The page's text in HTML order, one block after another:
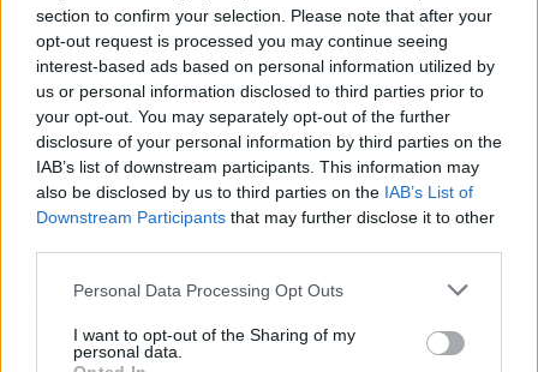
section to confirm your selection. Please note that after your
opt-out request is processed you may continue seeing
interest-based ads based on personal information utilized by
us or personal information disclosed to third parties prior to
your opt-out. You may separately opt-out of the further
disclosure of your personal information by third parties on the
IAB’s list of downstream participants. This information may
also be disclosed by us to third parties on the IAB’s List of
Downstream Participants that may further disclose it to other
Personal Data Processing Opt Outs
I want to opt-out of the Sharing of my
personal data.
Un verano caliente en el
Metropolitano
Mientras tanto, el propio Julián Álvarez sigue a
lo suyo: goles con la Albiceleste y un contrato
que, según Cerezo, quien quiera romper tendrá
que ir a verlo en persona. El dirigente
le quiere, que venga, que hable y se le
enseñará el contrato. Y si le interesa, se
marchará. Que ya está bien de la historia”. La